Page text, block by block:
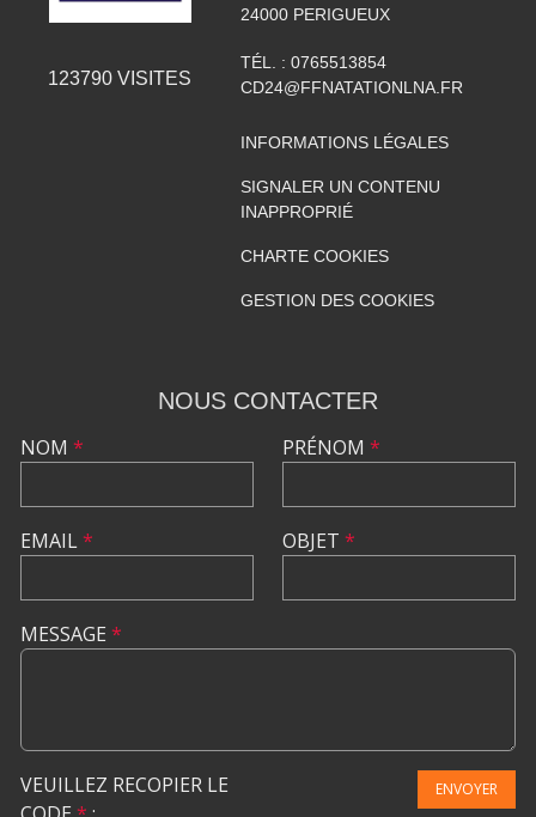
123790 VISITES
24000 PERIGUEUX
TÉL. : 0765513854
CD24@FFNATATIONLNA.FR
INFORMATIONS LÉGALES
SIGNALER UN CONTENU
INAPPROPRIÉ
CHARTE COOKIES
GESTION DES COOKIES
NOUS CONTACTER
NOM *
EMAIL*
PRÉNOM *
OBJET *
MESSAGE *
VEUILLEZ RECOPIER LE
ENVOYER